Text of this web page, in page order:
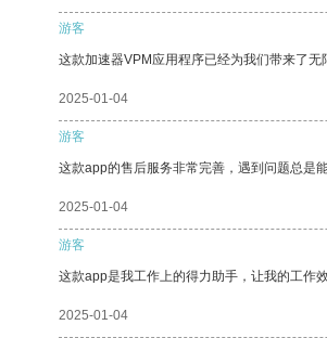
游客
这款加速器VPM应用程序已经为我们带来了无
2025-01-04
游客
这款app的售后服务非常完善，遇到问题总是
2025-01-04
游客
这款app是我工作上的得力助手，让我的工作
2025-01-04